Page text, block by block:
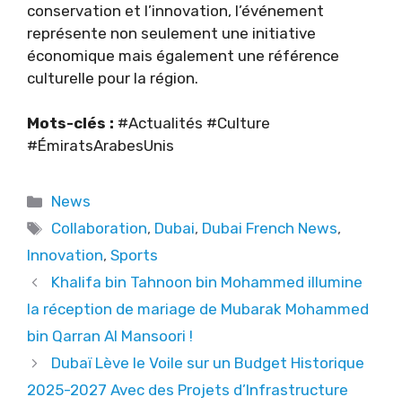
conservation et l’innovation, l’événement
représente non seulement une initiative
économique mais également une référence
culturelle pour la région.
Mots-clés : #Actualités #Culture
#ÉmiratsArabesUnis
Categories
News
Tags
Collaboration, Dubai, Dubai French News,
Innovation, Sports
Khalifa bin Tahnoon bin Mohammed illumine
la réception de mariage de Mubarak Mohammed
bin Qarran Al Mansoori !
Dubaï Lève le Voile sur un Budget Historique
2025-2027 Avec des Projets d’Infrastructure